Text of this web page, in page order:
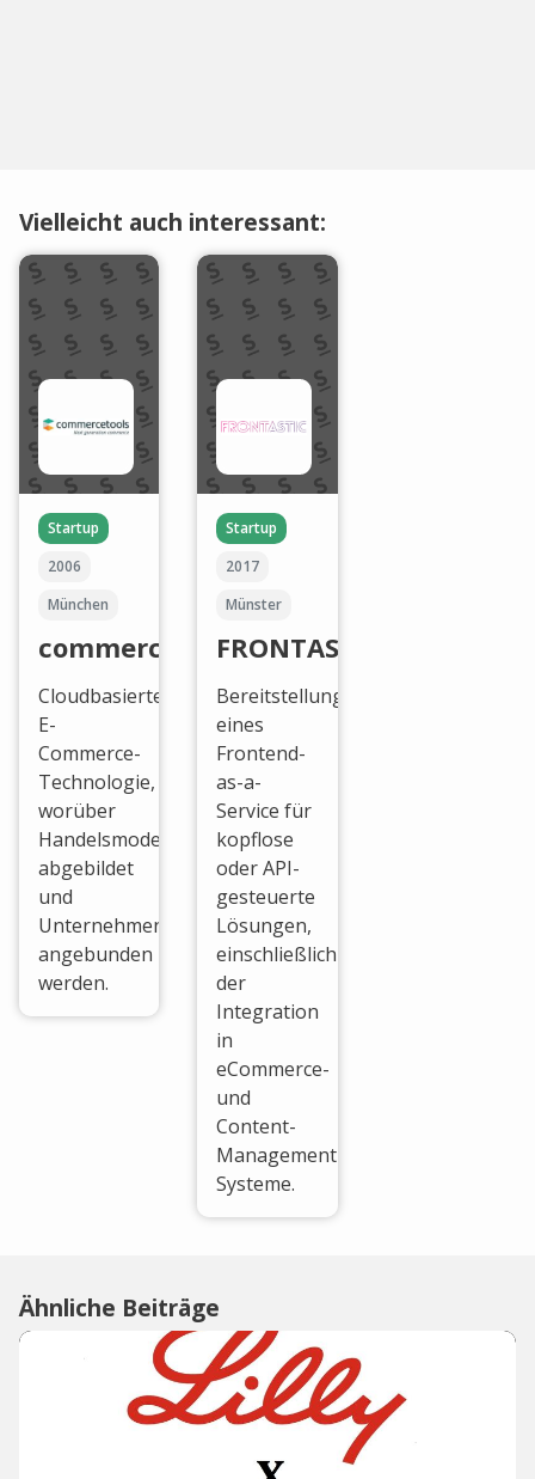
Vielleicht auch interessant:
Startup
2006
München
commercetools
Cloudbasierte
E-
Commerce-
Technologie,
worüber
Handelsmodelle
abgebildet
und
Unternehmensprozesse
angebunden
werden.
Startup
2017
Münster
FRONTASTIC
Bereitstellung
eines
Frontend-
as-a-
Service für
kopflose
oder API-
gesteuerte
Lösungen,
einschließlich
der
Integration
in
eCommerce-
und
Content-
Management-
Systeme.
Ähnliche Beiträge